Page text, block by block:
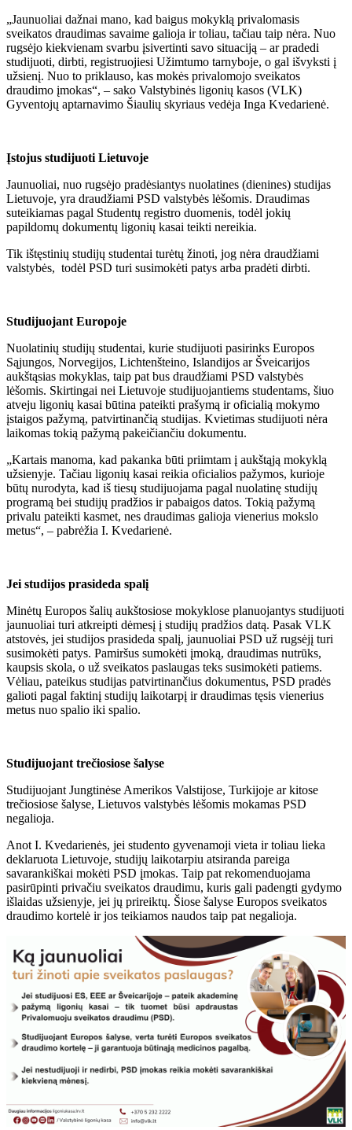
„Jaunuoliai dažnai mano, kad baigus mokyklą privalomasis
sveikatos draudimas savaime galioja ir toliau, tačiau taip nėra. Nuo
rugsėjo kiekvienam svarbu įsivertinti savo situaciją – ar pradedi
studijuoti, dirbti, registruojiesi Užimtumo tarnyboje, o gal išvyksti į
užsienį. Nuo to priklauso, kas mokės privalomojo sveikatos
draudimo įmokas“, – sako Valstybinės ligonių kasos (VLK)
Gyventojų aptarnavimo Šiaulių skyriaus vedėja Inga Kvedarienė.
Įstojus studijuoti Lietuvoje
Jaunuoliai, nuo rugsėjo pradėsiantys nuolatines (dienines) studijas
Lietuvoje, yra draudžiami PSD valstybės lėšomis. Draudimas
suteikiamas pagal Studentų registro duomenis, todėl jokių
papildomų dokumentų ligonių kasai teikti nereikia.
Tik ištęstinių studijų studentai turėtų žinoti, jog nėra draudžiami
valstybės, todėl PSD turi susimokėti patys arba pradėti dirbti.
Studijuojant Europoje
Nuolatinių studijų studentai, kurie studijuoti pasirinks Europos
Sąjungos, Norvegijos, Lichtenšteino, Islandijos ar Šveicarijos
aukštąsias mokyklas, taip pat bus draudžiami PSD valstybės
lėšomis. Skirtingai nei Lietuvoje studijuojantiems studentams, šiuo
atveju ligonių kasai būtina pateikti prašymą ir oficialią mokymo
įstaigos pažymą, patvirtinančią studijas. Kvietimas studijuoti nėra
laikomas tokią pažymą pakeičiančiu dokumentu.
„Kartais manoma, kad pakanka būti priimtam į aukštąją mokyklą
užsienyje. Tačiau ligonių kasai reikia oficialios pažymos, kurioje
būtų nurodyta, kad iš tiesų studijuojama pagal nuolatinę studijų
programą bei studijų pradžios ir pabaigos datos. Tokią pažymą
privalu pateikti kasmet, nes draudimas galioja vienerius mokslo
metus“, – pabrėžia I. Kvedarienė.
Jei studijos prasideda spalį
Minėtų Europos šalių aukštosiose mokyklose planuojantys studijuoti
jaunuoliai turi atkreipti dėmesį į studijų pradžios datą. Pasak VLK
atstovės, jei studijos prasideda spalį, jaunuoliai PSD už rugsėjį turi
susimokėti patys. Pamiršus sumokėti įmoką, draudimas nutrūks,
kaupsis skola, o už sveikatos paslaugas teks susimokėti patiems.
Vėliau, pateikus studijas patvirtinančius dokumentus, PSD pradės
galioti pagal faktinį studijų laikotarpį ir draudimas tęsis vienerius
metus nuo spalio iki spalio.
Studijuojant trečiosiose šalyse
Studijuojant Jungtinėse Amerikos Valstijose, Turkijoje ar kitose
trečiosiose šalyse, Lietuvos valstybės lėšomis mokamas PSD
negalioja.
Anot I. Kvedarienės, jei studento gyvenamoji vieta ir toliau lieka
deklaruota Lietuvoje, studijų laikotarpiu atsiranda pareiga
savarankiškai mokėti PSD įmokas. Taip pat rekomenduojama
pasirūpinti privačiu sveikatos draudimu, kuris gali padengti gydymo
išlaidas užsienyje, jei jų prireiktų. Šiose šalyse Europos sveikatos
draudimo kortelė ir jos teikiamos naudos taip pat negalioja.